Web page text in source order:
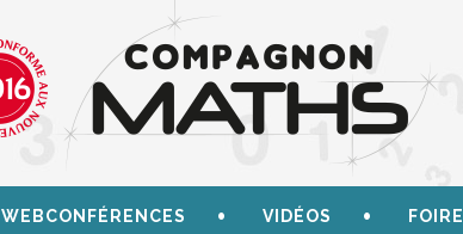
WEBCONFÉRENCES VIDÉOS